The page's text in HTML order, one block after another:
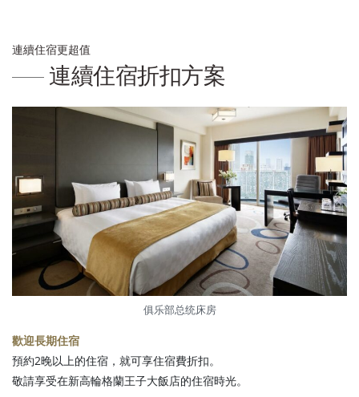
連續住宿更超值
連續住宿折扣方案
俱乐部总统床房
歡迎長期住宿
預約2晚以上的住宿，就可享住宿費折扣。
敬請享受在新高輪格蘭王子大飯店的住宿時光。